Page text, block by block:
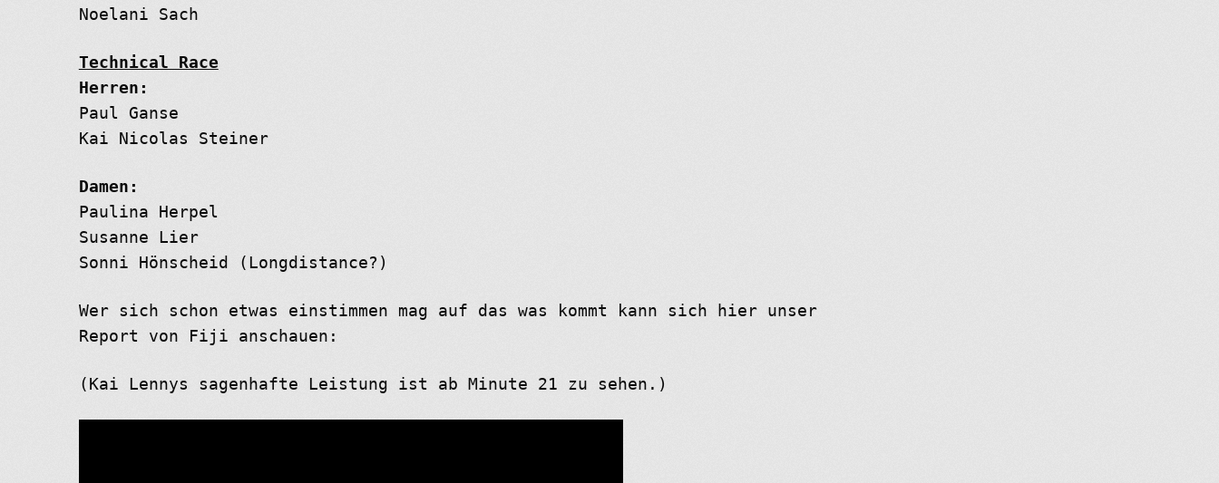
Noelani Sach
Technical Race
Herren:
Paul Ganse
Kai Nicolas Steiner
Damen:
Paulina Herpel
Susanne Lier
Sonni Hönscheid (Longdistance?)
Wer sich schon etwas einstimmen mag auf das was kommt kann sich hier unser
Report von Fiji anschauen:
(Kai Lennys sagenhafte Leistung ist ab Minute 21 zu sehen.)